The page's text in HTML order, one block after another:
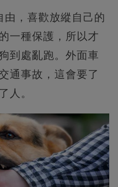
由，喜歡放縱自己的
一種保護，所以才
到處亂跑。外面車
通事故，這會要了
人。